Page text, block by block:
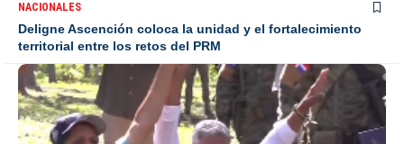
NACIONALES
Deligne Ascención coloca la unidad y el fortalecimiento
territorial entre los retos del PRM